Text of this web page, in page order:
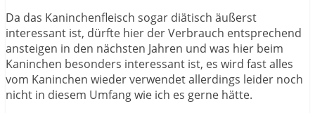
Da das Kaninchenfleisch sogar diätisch äußerst
interessant ist, dürfte hier der Verbrauch entsprechend
ansteigen in den nächsten Jahren und was hier beim
Kaninchen besonders interessant ist, es wird fast alles
vom Kaninchen wieder verwendet allerdings leider noch
nicht in diesem Umfang wie ich es gerne hätte.